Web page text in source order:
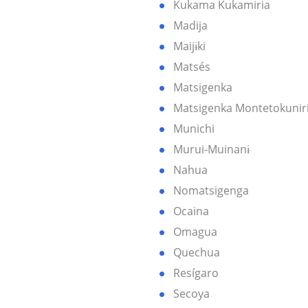
Kukama Kukamiria
Madija
Maijɨki
Matsés
Matsigenka
Matsigenka
Munichi
Murui-Muinanɨ
Nahua
Nomatsigenga
Ocaina
Omagua
Quechua
Resígaro
Secoya